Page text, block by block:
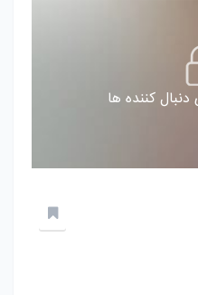
کننده ها